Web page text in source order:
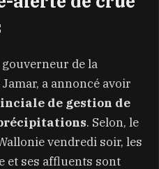
de la
a annoncé avoir
de gestion de
. Selon, le
vendredi soir, les
et ses affluents sont